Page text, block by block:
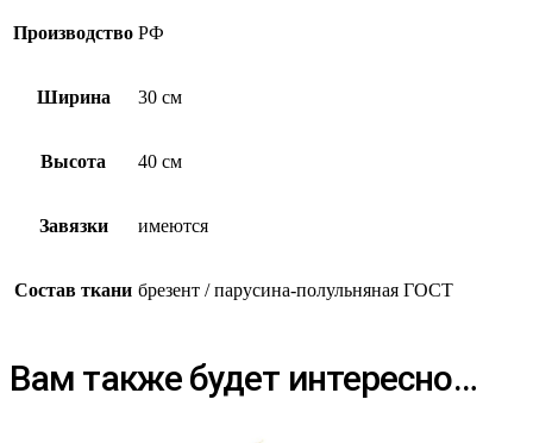
Производство РФ
Ширина 30 см
Высота 40 см
Завязки имеются
Состав ткани брезент / парусина-полульняная ГОСТ
Вам также будет интересно…